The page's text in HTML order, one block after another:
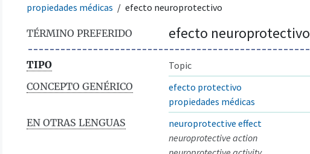
propiedades médicas
efecto neuroprotectivo
TÉRMINO PREFERIDO efecto neuroprotectivo
TIPO
Topic
CONCEPTO GENÉRICO
efecto protectivo
propiedades médicas
EN OTRAS LENGUAS
neuroprotective effect
neuroprotective action